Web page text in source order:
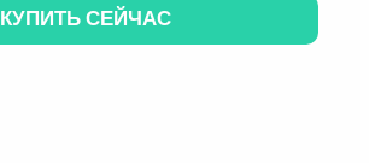
КУПИТЬ СЕЙЧАС